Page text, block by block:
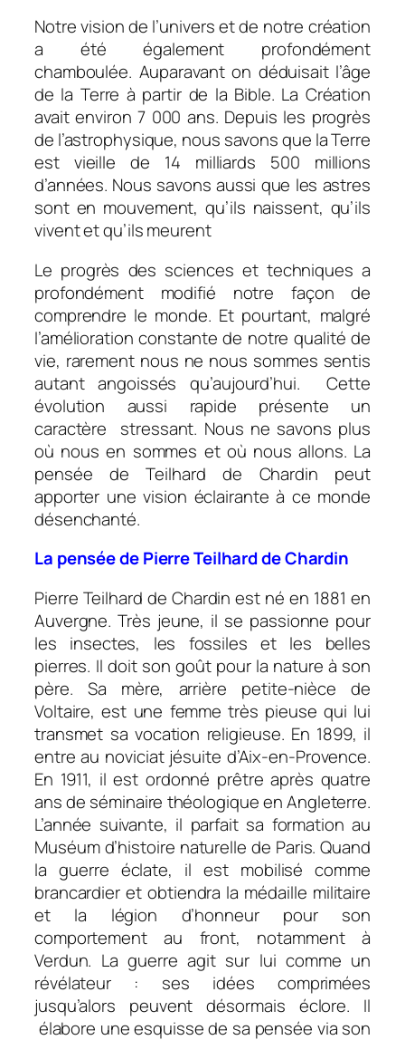
Notre vision de l’univers et de notre création
a été également profondément
chamboulée. Auparavant on déduisait l’âge
de la Terre à partir de la Bible. La Création
avait environ 7 000 ans. Depuis les progrès
de l’astrophysique, nous savons que la Terre
est vieille de 14 milliards 500 millions
d’années. Nous savons aussi que les astres
sont en mouvement, qu’ils naissent, qu’ils
vivent et qu’ils meurent
Le progrès des sciences et techniques a
profondément modifié notre façon de
comprendre le monde. Et pourtant, malgré
l’amélioration constante de notre qualité de
vie, rarement nous ne nous sommes sentis
autant angoissés qu’aujourd’hui. Cette
évolution aussi rapide présente un
caractère stressant. Nous ne savons plus
où nous en sommes et où nous allons. La
pensée de Teilhard de Chardin peut
apporter une vision éclairante à ce monde
désenchanté.
La pensée de Pierre Teilhard de Chardin
Pierre Teilhard de Chardin est né en 1881 en
Auvergne. Très jeune, il se passionne pour
les insectes, les fossiles et les belles
pierres. Il doit son goût pour la nature à son
père. Sa mère, arrière petite-nièce de
Voltaire, est une femme très pieuse qui lui
transmet sa vocation religieuse. En 1899, il
entre au noviciat jésuite d’Aix-en-Provence.
En 1911, il est ordonné prêtre après quatre
ans de séminaire théologique en Angleterre.
L’année suivante, il parfait sa formation au
Muséum d’histoire naturelle de Paris. Quand
la guerre éclate, il est mobilisé comme
brancardier et obtiendra la médaille militaire
et la légion d’honneur pour son
comportement au front, notamment à
Verdun. La guerre agit sur lui comme un
révélateur : ses idées comprimées
jusqu’alors peuvent désormais éclore. Il
élabore une esquisse de sa pensée via son